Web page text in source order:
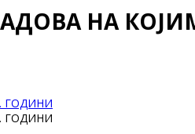
НА
ГОДИНИ
ГОДИНИ